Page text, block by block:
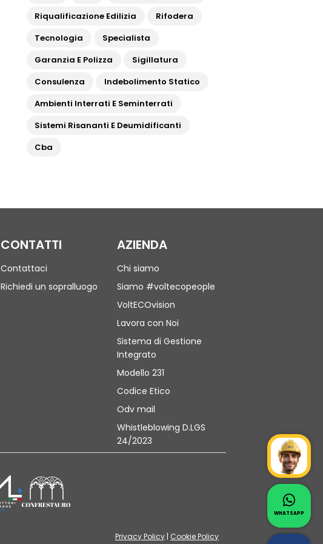
Riqualificazione Edilizia
Rifodera
Tecnologia
Specialista
Garanzia E Polizza
Sigillatura
Consulenza
Indebolimento Statico
Ambienti Interrati E Seminterrati
Sistemi Risananti E Deumidificanti
Cba
CONTATTI
Contattaci
Richiedi un sopralluogo
AZIENDA
Chi siamo
Siamo #voltecopeople
VoltECOvision
Lavora con Noi
Sistema di Gestione
Integrato
Modello 231
Codice Etico
Odv mail
Whistleblowing D.LGS
24/2023
Privacy Policy | Cookie Policy
Mr
WHATSAPP